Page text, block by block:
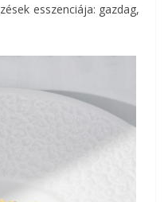
esszenciája: gazdag,